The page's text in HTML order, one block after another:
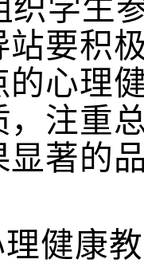
织学生
站要积
的心理
，注重
显著的
健康